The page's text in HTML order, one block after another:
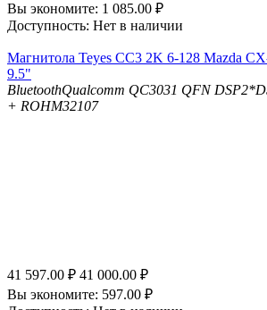
Вы экономите: 1 085.00 ₽
Доступность: Нет в наличии
Магнитола Teyes CC3 2K 6-128 Mazda
9.5"
BluetoothQualcomm QC3031 QFN DSP
+ ROHM32107
41 597.00 ₽ 41 000.00 ₽
Вы экономите: 597.00 ₽